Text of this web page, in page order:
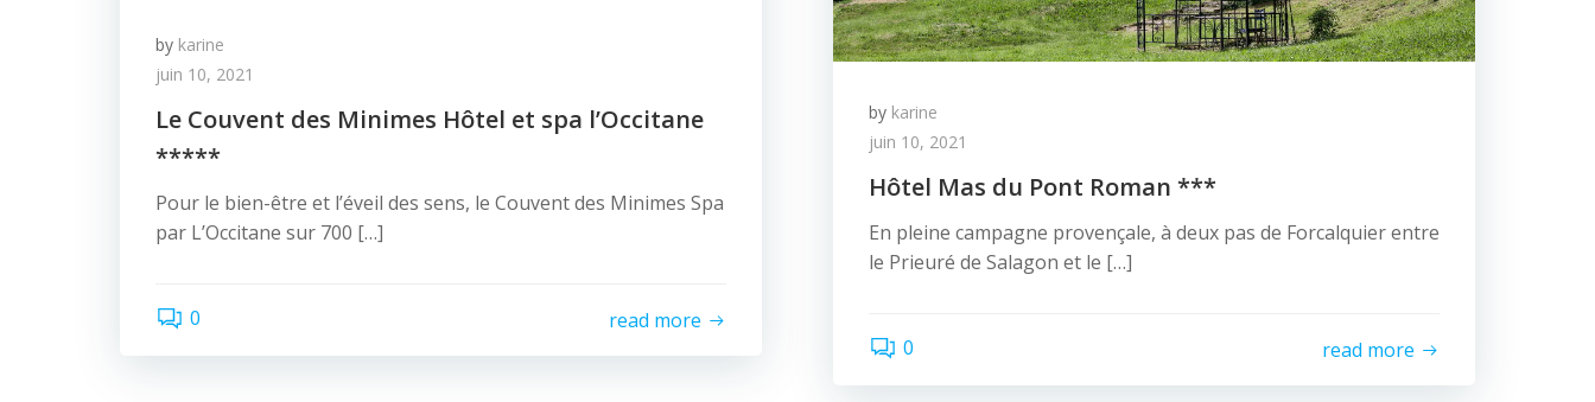
by karine
juin 10, 2021
Le Couvent des Minimes Hôtel et spa l’Occitane
*****
Pour le bien-être et l’éveil des sens, le Couvent des Minimes Spa
par L’Occitane sur 700 […]
0 read more
by karine
juin 10, 2021
Hôtel Mas du Pont Roman ***
En pleine campagne provençale, à deux pas de Forcalquier entre
le Prieuré de Salagon et le […]
0 read more